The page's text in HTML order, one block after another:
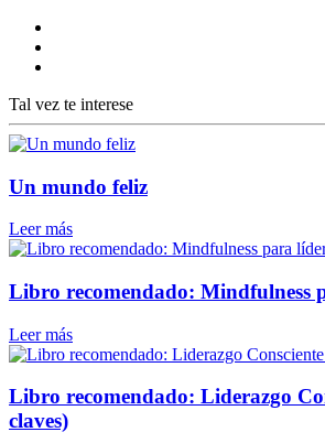
Tal vez te interese
Un mundo feliz
Leer más
Libro recomendado: Mindfulness
Leer más
Libro recomendado: Liderazgo
claves)